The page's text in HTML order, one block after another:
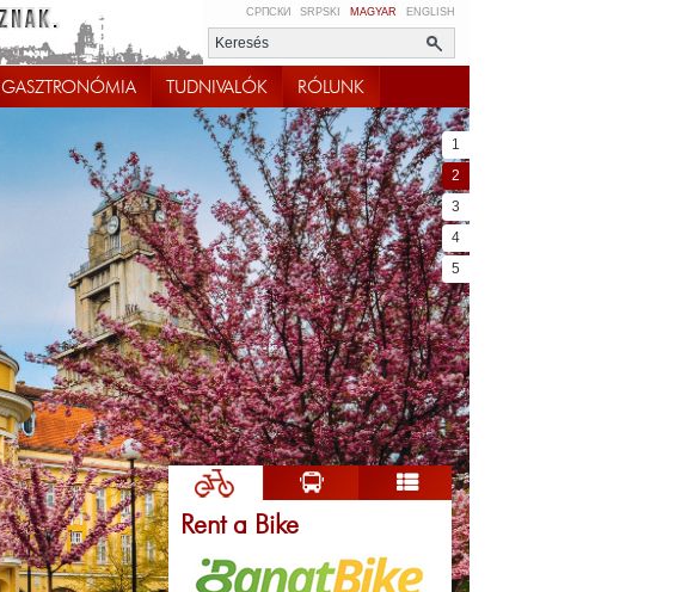
СРПСКИ SRPSKI MAGYAR ENGLISH
GASZTRONÓMIA TUDNIVALÓK RÓLUNK
1
2
3
4
5
Rent a Bike